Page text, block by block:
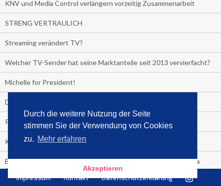
Durch die weitere Nutzung der Seite
stimmen Sie der Verwendung von Cookies
zu. Mehr erfahren
Akzeptieren
KNV und Media Control verlängern vorzeitig Zusammenarbeit
STRENG VERTRAULICH
Streaming verändert TV?
Welcher TV-Sender hat seine Marktanteile seit 2013 vervierfacht?
Michelle for President!
Das gruseligste Buch aller Zeiten
Promi-Biografien
Kerkeling erhält Spitzenfeder für meistverkauftes Buch
Börsenverein und MVB verlängern vorzeitig Verträge mit Media
Control bis 2024
Impressum Kontakt Datenschutzerklärung